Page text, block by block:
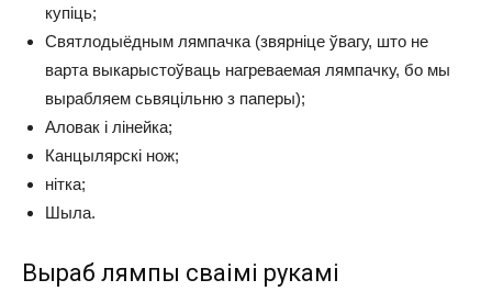
купіць;
Святлодыёдным лямпачка (звярніце ўвагу, што не
варта выкарыстоўваць нагреваемая лямпачку, бо мы
вырабляем сьвяцільню з паперы);
Аловак і лінейка;
Канцылярскі нож;
нітка;
Шыла.
Выраб лямпы сваімі рукамі